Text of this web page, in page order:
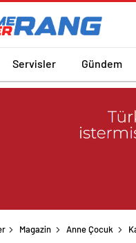
Servisler Gündem
Magazin Anne Çocuk